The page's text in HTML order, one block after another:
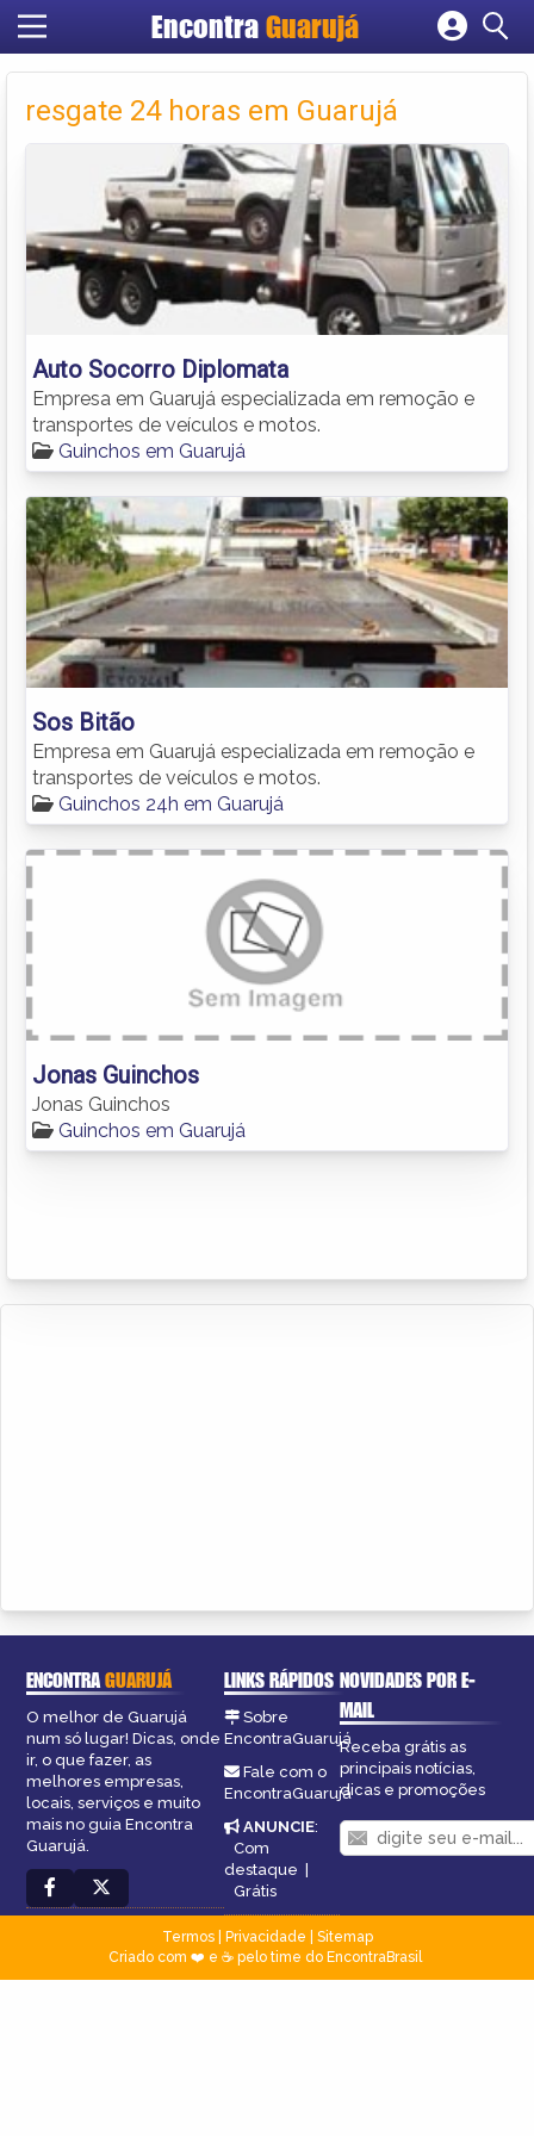
Encontra Guarujá
Cadastrar empresa
Criar conta
resgate 24 horas em Guarujá
Auto Socorro Diplomata
Empresa em Guarujá especializada em remoção e
transportes de veículos e motos.
Guinchos em Guarujá
Sos Bitão
Empresa em Guarujá especializada em remoção e
transportes de veículos e motos.
Guinchos 24h em Guarujá
Jonas Guinchos
Jonas Guinchos
Guinchos em Guarujá
ENCONTRAGUARUJÁ
O melhor de Guarujá
num só lugar! Dicas, onde
ir, o que fazer, as
melhores empresas,
locais, serviços e muito
mais no guia Encontra
Guarujá.
LINKS RÁPIDOS
Sobre
EncontraGuarujá
Fale com o
EncontraGuarujá
ANUNCIE:
Com
destaque |
Grátis
NOVIDADES POR E-
MAIL
Receba grátis as
principais notícias,
dicas e promoções
Termos| Privacidade
Sitemap
Criado com ❤️ e ☕ pelo time do EncontraBrasil